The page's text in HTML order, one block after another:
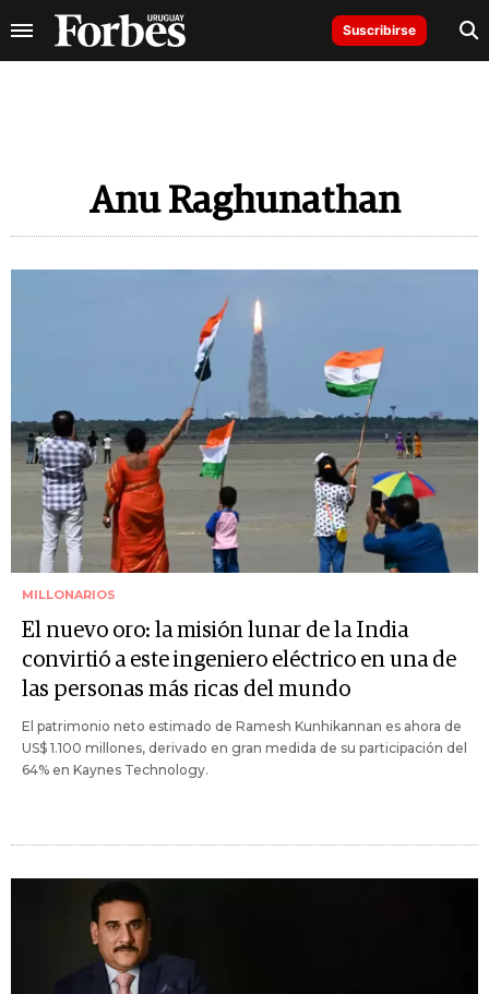
Suscribirse
Anu Raghunathan
MILLONARIOS
El nuevo oro: la misión lunar de la India
convirtió a este ingeniero eléctrico en una de
las personas más ricas del mundo
El patrimonio neto estimado de Ramesh Kunhikannan es ahora de
US$ 1.100 millones, derivado en gran medida de su participación del
64% en Kaynes Technology.